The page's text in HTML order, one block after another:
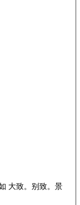
大致。别致。景